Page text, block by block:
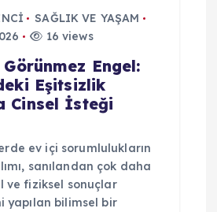
SAĞLIK VE YAŞAM
16 views
Engel:
Eşitsizlik
Cinsel İsteği
ev içi sorumlulukların
sanılandan çok daha
ve fiziksel sonuçlar
yapılan bilimsel bir